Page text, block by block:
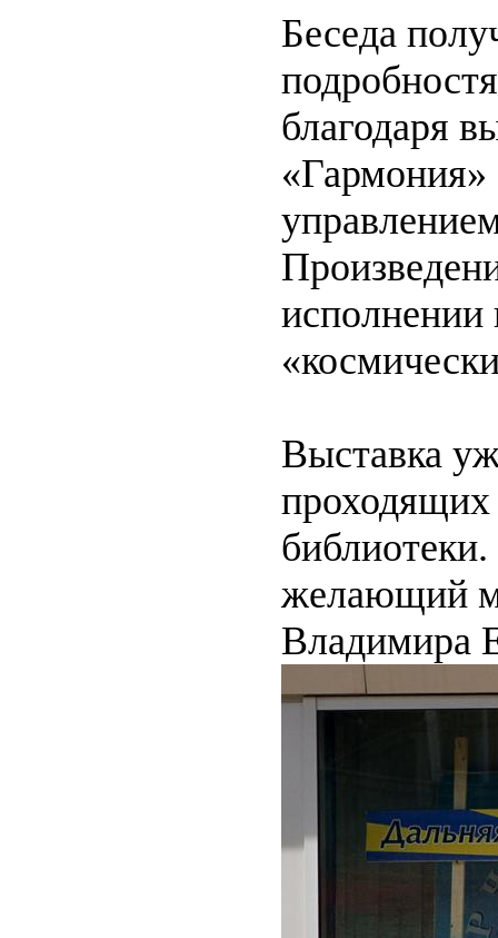
Беседа
благодаря
«Гармония»
исполнении
Выставка
проходящих
желающий
Владимира